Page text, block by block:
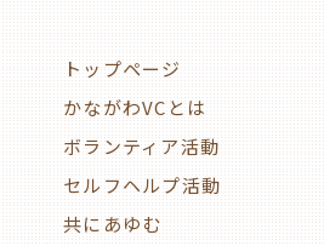
トップページ
かながわVCとは
ボランティア活動
セルフヘルプ活動
共にあゆむ